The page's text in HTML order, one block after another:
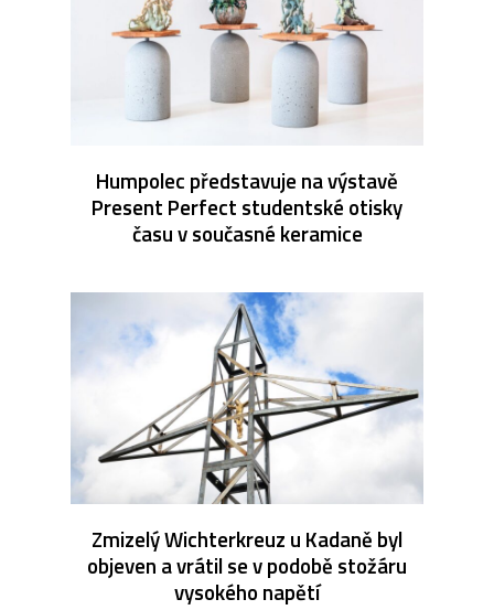
Humpolec představuje na výstavě
Present Perfect studentské otisky
času v současné keramice
Zmizelý Wichterkreuz u Kadaně byl
objeven a vrátil se v podobě stožáru
vysokého napětí